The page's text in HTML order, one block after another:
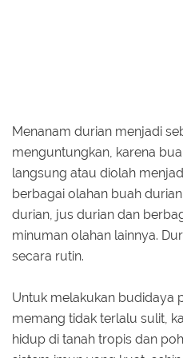
Menanam durian menjadi
menguntungkan, karena
langsung atau diolah
berbagai olahan buah
durian, jus durian dan
minuman olahan lainnya.
secara rutin.
Untuk melakukan budidaya
memang tidak terlalu sulit,
hidup di tanah tropis dan